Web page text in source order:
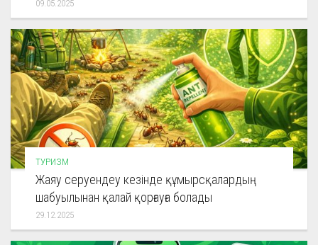
09.05.2025
ТУРИЗМ
Жаяу серуендеу кезінде құмырсқалардың
шабуылынан қалай қорғауға болады
29.12.2025